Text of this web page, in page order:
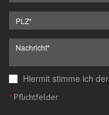
Hiermit stimme ich der
*Pflichtfelder